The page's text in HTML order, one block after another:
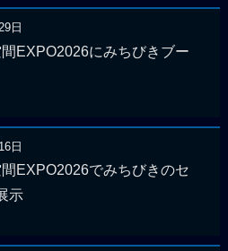
日
間EXPO2026にみちびきブー
日
間EXPO2026でみちびきのセ
示